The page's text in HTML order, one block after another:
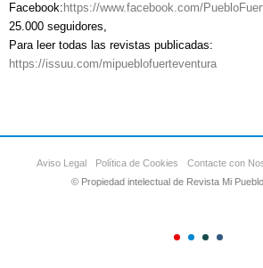
Facebook: https://www.facebook.com/
25.000 seguidores,
Para leer todas las revistas publicadas:
https://issuu.com/mipueblofuerteventura
Aviso Legal Política de Cookies Contacte con
© Propiedad intelectual de Revista Mi